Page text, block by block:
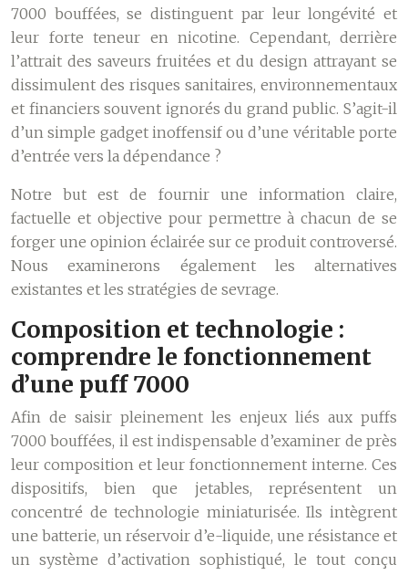
7000 bouffées, se distinguent par leur longévité et
leur forte teneur en nicotine. Cependant, derrière
l’attrait des saveurs fruitées et du design attrayant se
dissimulent des risques sanitaires, environnementaux
et financiers souvent ignorés du grand public. S’agit-il
d’un simple gadget inoffensif ou d’une véritable porte
d’entrée vers la dépendance ?
Notre but est de fournir une information claire,
factuelle et objective pour permettre à chacun de se
forger une opinion éclairée sur ce produit controversé.
Nous examinerons également les alternatives
existantes et les stratégies de sevrage.
Composition et technologie :
comprendre le fonctionnement
d’une puff 7000
Afin de saisir pleinement les enjeux liés aux puffs
7000 bouffées, il est indispensable d’examiner de près
leur composition et leur fonctionnement interne. Ces
dispositifs, bien que jetables, représentent un
concentré de technologie miniaturisée. Ils intègrent
une batterie, un réservoir d’e-liquide, une résistance et
un système d’activation sophistiqué, le tout conçu